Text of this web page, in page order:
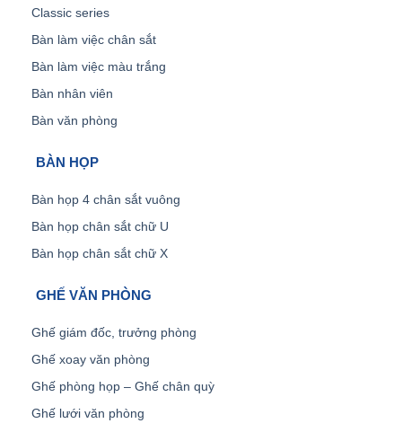
Classic series
Bàn làm việc chân sắt
Bàn làm việc màu trắng
Bàn nhân viên
Bàn văn phòng
BÀN HỌP
Bàn họp 4 chân sắt vuông
Bàn họp chân sắt chữ U
Bàn họp chân sắt chữ X
GHẾ VĂN PHÒNG
Ghế giám đốc, trưởng phòng
Ghế xoay văn phòng
Ghế phòng họp – Ghế chân quỳ
Ghế lưới văn phòng